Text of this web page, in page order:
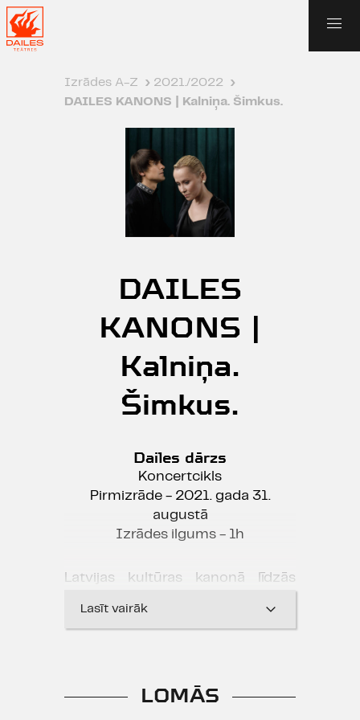
Izrādes A-Z › 2021./2022
›
DAILES KANONS | Kalniņa. Šimkus.
DAILES
KANONS |
Kalniņa.
Šimkus.
Dailes dārzs
Koncertcikls
Pirmizrāde - 2021. gada 31.
augustā
Izrādes ilgums - 1h
Latvijas kultūras kanonā līdzās
ietverti ne vien komponistu
teātris, režisora un dramaturga
Lasīt vairāk
LOMĀS